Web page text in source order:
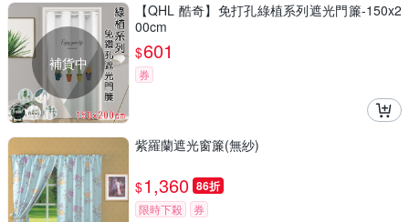
補貨中
【QHL 酷奇】免打孔綠植系列遮光門簾-150x2
00cm
$601
券
紫羅蘭遮光窗簾(無紗)
$1,360 86折
限時下殺 券